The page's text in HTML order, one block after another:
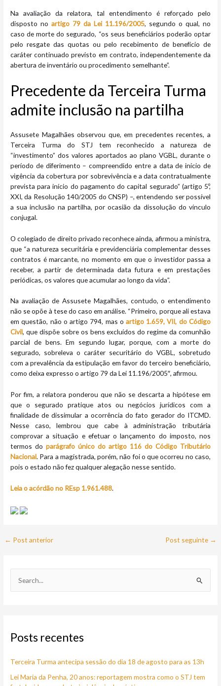
Na avaliação da relatora, tal entendimento é reforçado pelo
disposto noartigo 79 da Lei 11.196/2005, segundo o qual, no
caso de morte do segurado, “os seus beneficiários poderão optar
pelo resgate das quotas ou pelo recebimento de benefício de
caráter continuado previsto em contrato, independentemente da
abertura de inventário ou procedimento semelhante”.
Precedente da Terceira Turma
admite inclusão na partilha
Assusete Magalhães observou que, em precedentes recentes, a
Terceira Turma do STJ tem reconhecido a natureza de
“investimento” dos valores aportados ao plano VGBL, durante o
período de diferimento – compreendido entre a data de início de
vigência da cobertura por sobrevivência e a data contratualmente
prevista para início do pagamento do capital segurado” (artigo 5º,
XXI, da Resolução 140/2005 do CNSP) –, entendendo ser possível
a sua inclusão na partilha, por ocasião da dissolução do vínculo
conjugal.
O colegiado de direito privado reconhece ainda, afirmou a ministra,
que “a natureza securitária e previdenciária complementar desses
contratos é marcante, no momento em que o investidor passa a
receber, a partir de determinada data futura e em prestações
periódicas, os valores que acumular ao longo da vida”.
Na avaliação de Assusete Magalhães, contudo, o entendimento
não se opõe à tese do caso em análise. “Primeiro, porque ali estava
em questão, não o artigo 794, mas o artigo 1.659, VII, do Código
Civil, que dispõe sobre os bens excluídos do regime da comunhão
parcial de bens. Em segundo lugar, porque, com a morte do
segurado, sobreleva o caráter securitário do VGBL, sobretudo
com a prevalência da estipulação em favor do terceiro beneficiário,
como deixa expresso o artigo 79 da Lei 11.196/2005″, afirmou.
Por fim, a relatora ponderou que não se descarta a hipótese em
que o segurado pratique atos ou negócios jurídicos com a
finalidade de dissimular a ocorrência do fato gerador do ITCMD.
Nesse caso, lembrou que cabe à administração tributária
comprovar a situação e efetuar o lançamento do imposto, nos
termos doparágrafo único do artigo 116 do Código Tributário
Nacional. Para a magistrada, porém, não foi o que ocorreu no caso,
pois o estado não fez qualquer alegação nesse sentido.
Leia o acórdão no REsp 1.961.488.
← Post anterior Post seguinte →
u
s
a
Posts recentes
Terceira Turma antecipa sessão do dia 18 de agosto para as 13h
Lei Maria da Penha, 20 anos: reportagem mostra como o STJ tem